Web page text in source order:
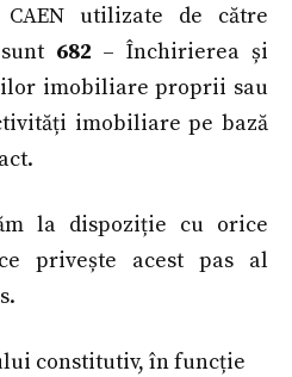
utilizate de către
682 – Închirierea și
imobiliare proprii sau
imobiliare pe bază
la dispoziție cu orice
privește acest pas al
constitutiv, în funcție